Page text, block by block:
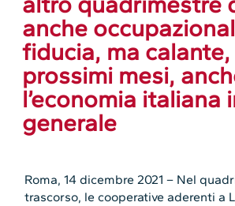
anche
fiducia, ma
prossimi mesi,
l’economia italiana
generale
Roma, 14 dicembre 2021 – Nel
trascorso, le cooperative aderenti a